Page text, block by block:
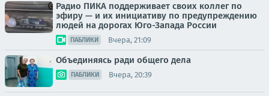
Радио ПИКА поддерживает своих коллег по
эфиру — и их инициативу по предупреждению
людей на дорогах Юго-Запада России
ПАБЛИКИ Вчера, 21:09
Объединяясь ради общего дела
ПАБЛИКИ Вчера, 20:39